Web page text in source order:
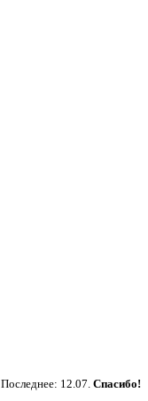
Последнее: 12.07. Спасибо!